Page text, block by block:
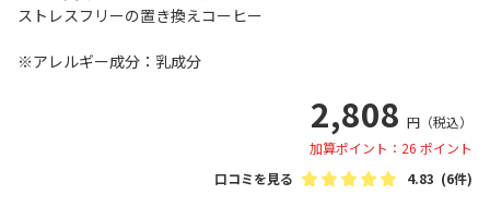
ストレスフリーの置き換えコーヒー
※アレルギー成分：乳成分
2,808 円 （税込）
加算ポイント：26 ポイント
口コミを見る
4.83 (6件)